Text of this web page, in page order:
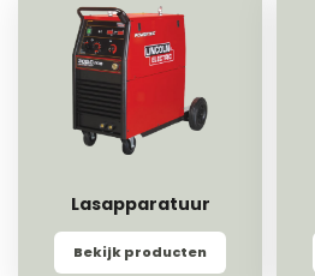
Lasapparatuur
Bekijk producten